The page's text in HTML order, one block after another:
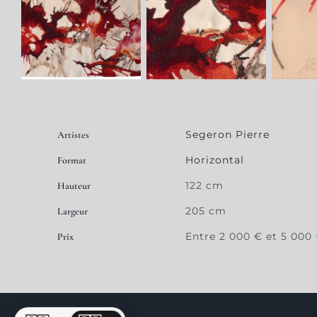
Artistes Segeron Pierre
Format Horizontal
Hauteur 122 cm
Largeur 205 cm
Prix Entre 2 000 € et 5 000